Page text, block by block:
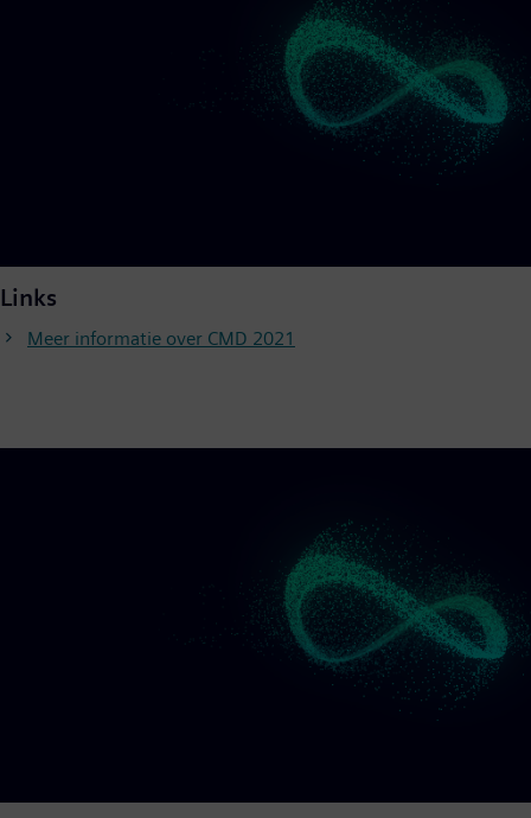
Links
Meer informatie over CMD 2021